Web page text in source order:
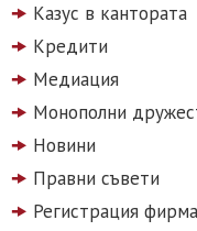
Казус в кантората
Кредити
Медиация
Монополни
Новини
Правни съвети
Регистрация фирма